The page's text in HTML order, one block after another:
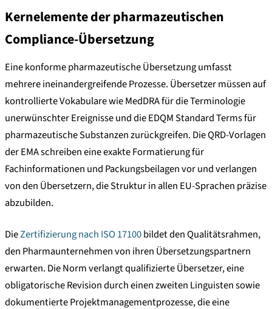
Kernelemente der pharmazeutischen
Compliance-Übersetzung
Eine konforme pharmazeutische Übersetzung umfasst
mehrere ineinandergreifende Prozesse. Übersetzer müssen auf
kontrollierte Vokabulare wie MedDRA für die Terminologie
unerwünschter Ereignisse und die EDQM Standard Terms für
pharmazeutische Substanzen zurückgreifen. Die QRD-Vorlagen
der EMA schreiben eine exakte Formatierung für
Fachinformationen und Packungsbeilagen vor und verlangen
von den Übersetzern, die Struktur in allen EU-Sprachen präzise
abzubilden.
DieZertifizierung nach ISO 17100bildet den Qualitätsrahmen,
den Pharmaunternehmen von ihren Übersetzungspartnern
erwarten. Die Norm verlangt qualifizierte Übersetzer, eine
obligatorische Revision durch einen zweiten Linguisten sowie
dokumentierte Projektmanagementprozesse, die eine